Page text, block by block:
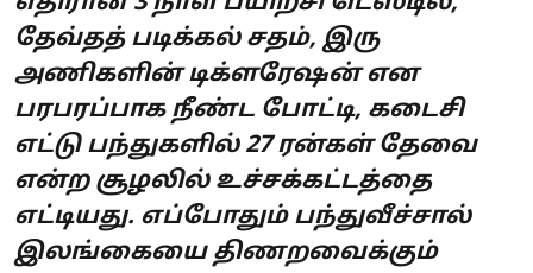
தேவ்தத் படிக்கல் சதம், இரு
அணிகளின் டிக்ளரேஷன் என
பரபரப்பாக நீண்ட போட்டி, கடைசி
எட்டு பந்துகளில் 27 ரன்கள் தேவை
என்ற சூழலில் உச்சக்கட்டத்தை
எட்டியது. எப்போதும் பந்துவீச்சால்
இலங்கையை திணறவைக்கும்